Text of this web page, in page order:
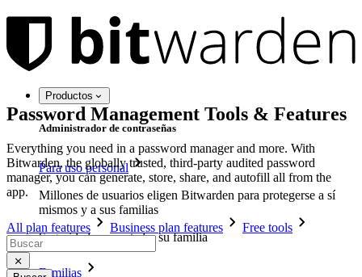
Productos
Administrador de contraseñas
Para uso personal
Millones de usuarios eligen Bitwarden para protegerse a sí
mismos y a sus familias
Seguridad para usted y su familia
Familias
Password Management Tools & Features
Everything you need in a password manager and more. With
Bitwarden, the globally trusted, third-party audited password
manager, you can generate, store, share, and autofill all from the
app.
All plan features Business plan features Free tools